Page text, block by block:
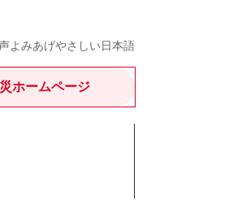
よみあげやさしい日本語
ホームページ